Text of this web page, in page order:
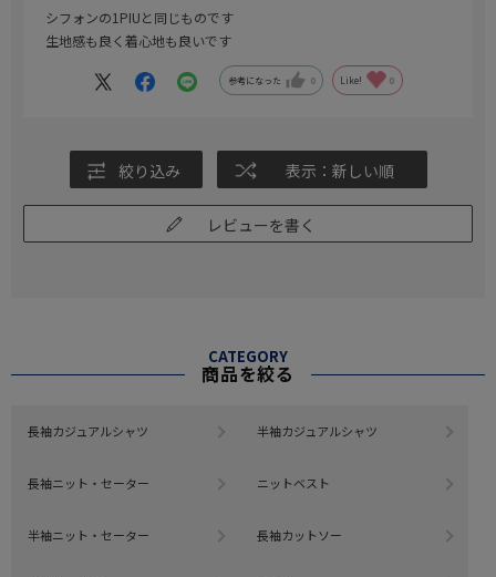
シフォンの1PIUと同じものです
生地感も良く着心地も良いです
参考になった 0 Like! 0
絞り込み 表示：新しい順
レビューを書く
CATEGORY
商品を絞る
長袖カジュアルシャツ 半袖カジュアルシャツ
長袖ニット・セーター ニットベスト
半袖ニット・セーター 長袖カットソー